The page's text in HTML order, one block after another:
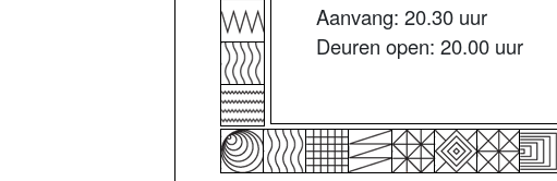
Aanvang: 20.30 uur
Deuren open: 20.00 uur